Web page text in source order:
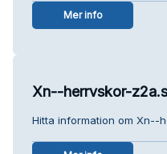
Mer info
Xn--herrvskor-
Hitta information om Xn--